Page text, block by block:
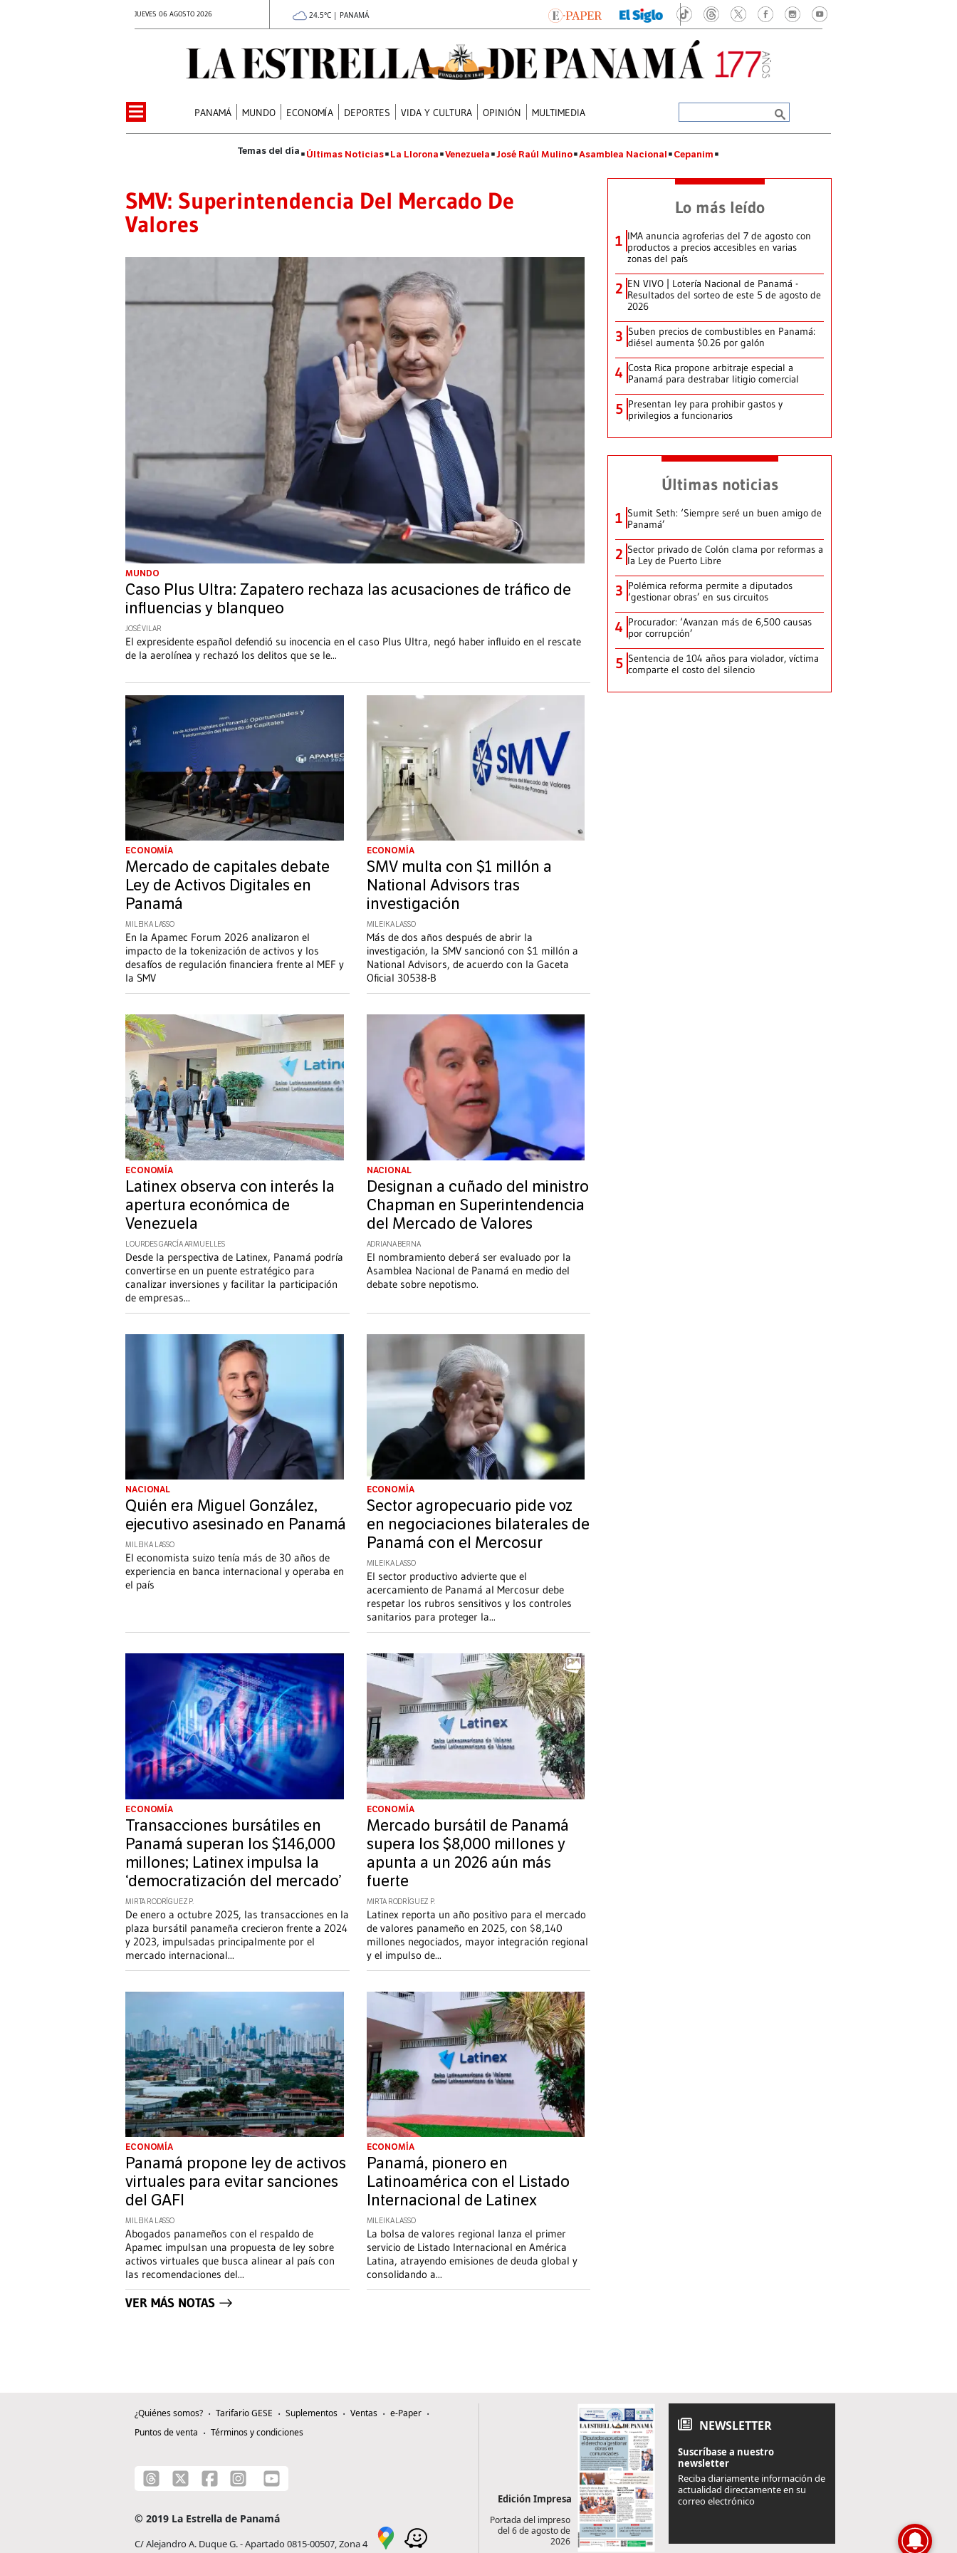
JUEVES 06 AGOSTO 2026 24.5°C | PANAMÁ
PANAMÁ MUNDO ECONOMÍA DEPORTES VIDA Y CULTURA OPINIÓN MULTIMEDIA
Últimas Noticias La Llorona Venezuela José Raúl Mulino Asamblea Nacional Cepanim
SMV: Superintendencia Del Mercado De
Valores
MUNDO
Caso Plus Ultra: Zapatero rechaza las acusaciones de tráfico de
influencias y blanqueo
JOSÉ VILAR
El expresidente español defendió su inocencia en el caso Plus Ultra, negó haber influido en el rescate
de la aerolínea y rechazó los delitos que se le...
ECONOMÍA
Mercado de capitales debate
Ley de Activos Digitales en
Panamá
MILEIKA LASSO
En la Apamec Forum 2026 analizaron el
impacto de la tokenización de activos y los
desafíos de regulación financiera frente al MEF y
la SMV
ECONOMÍA
SMV multa con $1 millón a
National Advisors tras
investigación
MILEIKA LASSO
Más de dos años después de abrir la
investigación, la SMV sancionó con $1 millón a
National Advisors, de acuerdo con la Gaceta
Oficial 30538-B
ECONOMÍA
Latinex observa con interés la
apertura económica de
Venezuela
LOURDES GARCÍA ARMUELLES
Desde la perspectiva de Latinex, Panamá podría
convertirse en un puente estratégico para
canalizar inversiones y facilitar la participación
de empresas...
NACIONAL
Designan a cuñado del ministro
Chapman en Superintendencia
del Mercado de Valores
ADRIANA BERNA
El nombramiento deberá ser evaluado por la
Asamblea Nacional de Panamá en medio del
debate sobre nepotismo.
NACIONAL
Quién era Miguel González,
ejecutivo asesinado en Panamá
MILEIKA LASSO
El economista suizo tenía más de 30 años de
experiencia en banca internacional y operaba en
el país
ECONOMÍA
Sector agropecuario pide voz
en negociaciones bilaterales de
Panamá con el Mercosur
MILEIKA LASSO
El sector productivo advierte que el
acercamiento de Panamá al Mercosur debe
respetar los rubros sensitivos y los controles
sanitarios para proteger la...
ECONOMÍA
Transacciones bursátiles en
Panamá superan los $146,000
millones; Latinex impulsa la
‘democratización del mercado’
MIRTA RODRÍGUEZ P.
De enero a octubre 2025, las transacciones en la
plaza bursátil panameña crecieron frente a 2024
y 2023, impulsadas principalmente por el
mercado internacional...
ECONOMÍA
Mercado bursátil de Panamá
supera los $8,000 millones y
apunta a un 2026 aún más
fuerte
MIRTA RODRÍGUEZ P.
Latinex reporta un año positivo para el mercado
de valores panameño en 2025, con $8,140
millones negociados, mayor integración regional
y el impulso de...
ECONOMÍA
Panamá propone ley de activos
virtuales para evitar sanciones
del GAFI
MILEIKA LASSO
Abogados panameños con el respaldo de
Apamec impulsan una propuesta de ley sobre
activos virtuales que busca alinear al país con
las recomendaciones del...
ECONOMÍA
Panamá, pionero en
Latinoamérica con el Listado
Internacional de Latinex
MILEIKA LASSO
La bolsa de valores regional lanza el primer
servicio de Listado Internacional en América
Latina, atrayendo emisiones de deuda global y
consolidando a...
VER MÁS NOTAS
Lo más leído
1 IMA anuncia agroferias del 7 de agosto con
productos a precios accesibles en varias
zonas del país
2 EN VIVO | Lotería Nacional de Panamá -
Resultados del sorteo de este 5 de agosto de
2026
3 Suben precios de combustibles en Panamá:
diésel aumenta $0.26 por galón
4 Costa Rica propone arbitraje especial a
Panamá para destrabar litigio comercial
5 Presentan ley para prohibir gastos y
privilegios a funcionarios
Últimas noticias
1 Sumit Seth: ‘Siempre seré un buen amigo de
Panamá’
2 Sector privado de Colón clama por reformas a
la Ley de Puerto Libre
3 Polémica reforma permite a diputados
‘gestionar obras’ en sus circuitos
4 Procurador: ‘Avanzan más de 6,500 causas
por corrupción’
5 Sentencia de 104 años para violador, víctima
comparte el costo del silencio
¿Quiénes somos? Tarifario GESE Suplementos Ventas
e-Paper
Puntos de venta
Términos y condiciones
© 2019 La Estrella de Panamá
C/ Alejandro A. Duque G. - Apartado 0815-00507, Zona 4
Edición Impresa
Portada del impreso
del 6 de agosto de
2026
NEWSLETTER
Suscríbase a nuestro
newsletter
Reciba diariamente información de
actualidad directamente en su
correo electrónico